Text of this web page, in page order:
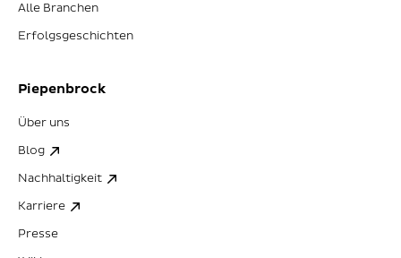
Alle Branchen
Erfolgsgeschichten
Piepenbrock
Über uns
Blog
Nachhaltigkeit
Karriere
Presse